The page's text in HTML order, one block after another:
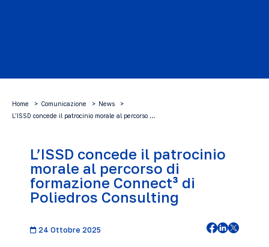
Home Comunicazione
News
L’ISSD concede il patrocinio morale al percorso …
L’ISSD concede il patrocinio
morale al percorso di
formazione Connect³ di
Poliedros Consulting
24 Ottobre 2025